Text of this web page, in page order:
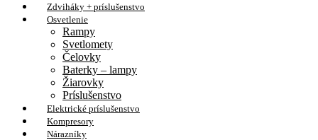
Zdviháky + príslušenstvo
Osvetlenie
Rampy
Svetlomety
Čelovky
Baterky – lampy
Žiarovky
Príslušenstvo
Elektrické príslušenstvo
Kompresory
Nárazníky